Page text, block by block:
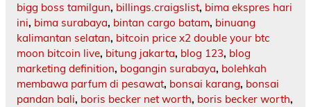
bigg boss tamilgun, billings.craigslist, bima ekspres hari
ini, bima surabaya, bintan cargo batam, binuang
kalimantan selatan, bitcoin price x2 double your btc
moon bitcoin live, bitung jakarta, blog 123, blog
marketing definition, bogangin surabaya, bolehkah
membawa parfum di pesawat, bonsai karang, bonsai
pandan bali, boris becker net worth, boris becker worth,